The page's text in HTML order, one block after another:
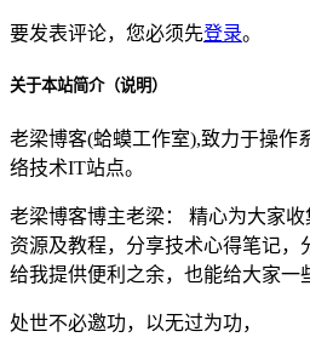
要发表评论，您必须先登录。
关于本站简介（说明）
老梁博客(蛤蟆工作室),致力于操作
络技术IT站点。
老梁博客博主老梁： 精心为大家
资源及教程，分享技术心得笔记，
给我提供便利之余，也能给大家一
处世不必邀功，以无过为功，